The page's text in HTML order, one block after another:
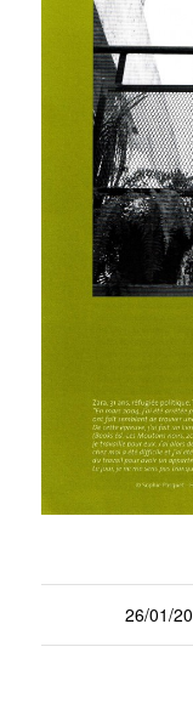
26/01/
/